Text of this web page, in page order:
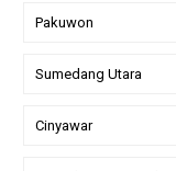
Pakuwon
Sumedang Utara
Cinyawar